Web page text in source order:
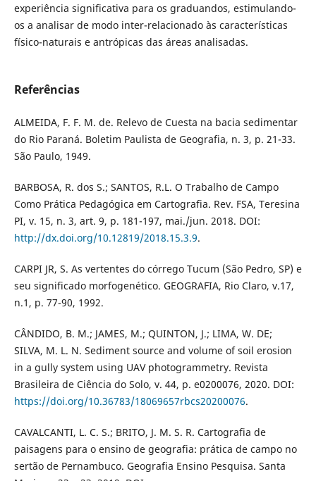
experiência significativa para os graduandos, estimulando-
os a analisar de modo inter-relacionado às características
físico-naturais e antrópicas das áreas analisadas.
Referências
ALMEIDA, F. F. M. de. Relevo de Cuesta na bacia sedimentar
do Rio Paraná. Boletim Paulista de Geografia, n. 3, p. 21-33.
São Paulo, 1949.
BARBOSA, R. dos S.; SANTOS, R.L. O Trabalho de Campo
Como Prática Pedagógica em Cartografia. Rev. FSA, Teresina
PI, v. 15, n. 3, art. 9, p. 181-197, mai./jun. 2018. DOI:
http://dx.doi.org/10.12819/2018.15.3.9.
CARPI JR, S. As vertentes do córrego Tucum (São Pedro, SP) e
seu significado morfogenético. GEOGRAFIA, Rio Claro, v.17,
n.1, p. 77-90, 1992.
CÂNDIDO, B. M.; JAMES, M.; QUINTON, J.; LIMA, W. DE;
SILVA, M. L. N. Sediment source and volume of soil erosion
in a gully system using UAV photogrammetry. Revista
Brasileira de Ciência do Solo, v. 44, p. e0200076, 2020. DOI:
https://doi.org/10.36783/18069657rbcs20200076.
CAVALCANTI, L. C. S.; BRITO, J. M. S. R. Cartografia de
paisagens para o ensino de geografia: prática de campo no
sertão de Pernambuco. Geografia Ensino Pesquisa. Santa